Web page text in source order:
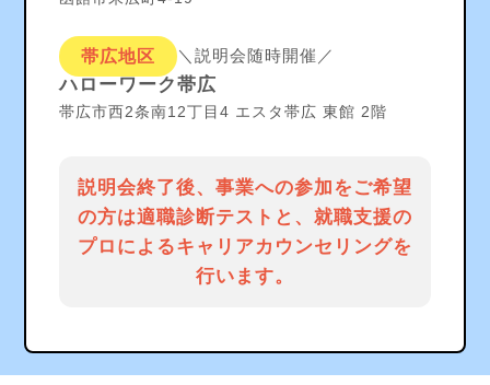
帯広地区 ＼説明会随時開催／
ハローワーク帯広
帯広市西2条南12丁目4 エスタ帯広 東館 2階
説明会終了後、事業への参加をご希望
の方は適職診断テストと、 就職支援の
プロによるキャリアカウンセリングを
行います。